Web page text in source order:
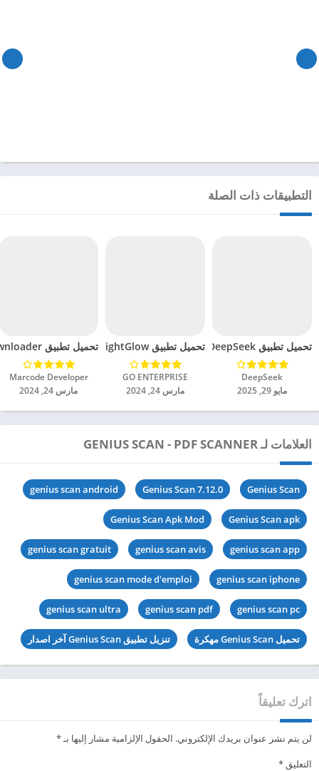
التطبيقات ذات الصلة
تحميل تطبيق DeepSeek مهكر للاندرويد 2025
DeepSeek‏
مايو 29, 2025
تحميل تطبيق BrightGlow مهكر للاندرويد 2024
GO ENTERPRISE‏
مارس 24, 2024
تحميل تطبيق mp4 video downloader مهكر للاندرويد 2024
Marcode Developer‏
مارس 24, 2024
العلامات لـ GENIUS SCAN - PDF SCANNER
Genius Scan
Genius Scan 7.12.0
genius scan android
Genius Scan apk
Genius Scan Apk Mod
genius scan app
genius scan avis
genius scan gratuit
genius scan iphone
genius scan mode d'emploi
genius scan pc
genius scan pdf
genius scan ultra
تحميل Genius Scan مهكرة تنزيل تطبيق Genius Scan آخر اصدار
اترك تعليقاً
لن يتم نشر عنوان بريدك الإلكتروني. الحقول الإلزامية مشار إليها بـ*
التعليق*